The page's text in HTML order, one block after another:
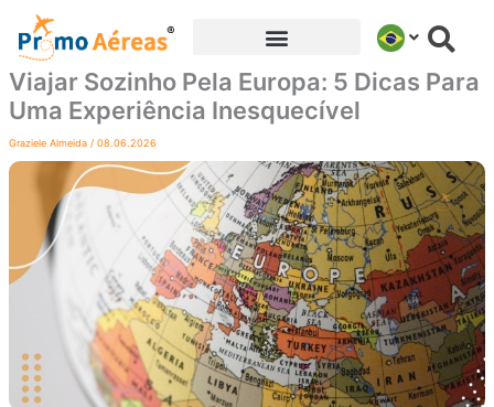
para
conteúdo
Viajar Sozinho Pela Europa: 5 Dicas Para
Uma Experiência Inesquecível
Graziele Almeida / 08.06.2026